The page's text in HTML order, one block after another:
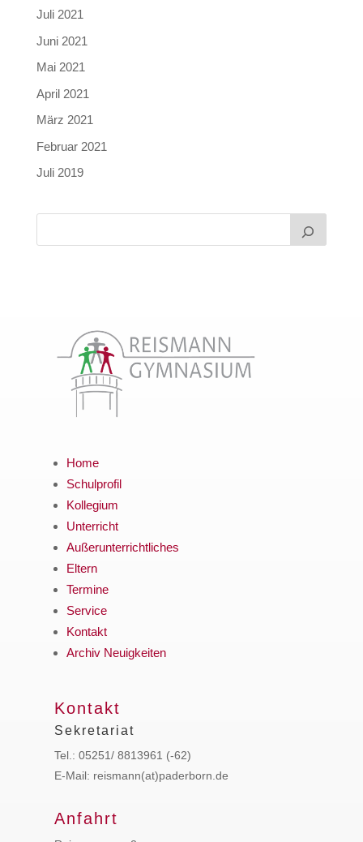
Juli 2021
Juni 2021
Mai 2021
April 2021
März 2021
Februar 2021
Juli 2019
Home
Schulprofil
Kollegium
Unterricht
Außerunterrichtliches
Eltern
Termine
Service
Kontakt
Archiv Neuigkeiten
Kontakt
Sekretariat
Tel.: 05251/ 8813961 (-62)
E-Mail: reismann(at)paderborn.de
Anfahrt